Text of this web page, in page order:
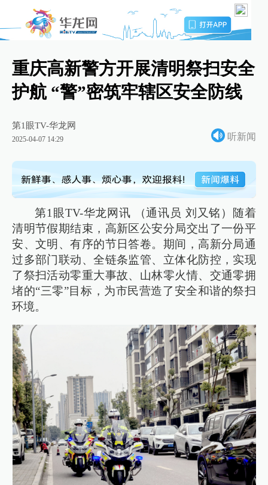
重庆高新警方开展清明祭扫安全
护航 “警”密筑牢辖区安全防线
第1眼TV-华龙网
2025-04-07 14:29 听新闻
第1眼TV-华龙网讯 （通讯员 刘又铭）随着
清明节假期结束，高新区公安分局交出了一份平
安、文明、有序的节日答卷。期间，高新分局通
过多部门联动、全链条监管、立体化防控，实现
了祭扫活动零重大事故、山林零火情、交通零拥
堵的“三零”目标，为市民营造了安全和谐的祭扫
环境。